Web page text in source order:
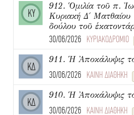
ΚΥ
912. Ὁμιλία τοῦ π.
Κυριακή Δ΄
δούλου τοῦ
30/06/2026 ΚΥΡΙΑΚΟΔΡΟΜΙΟ
ΚΔ
911. Ἡ Ἀποκάλυψις
30/06/2026 ΚΑΙΝΗ ΔΙΑΘΗΚΗ
ΚΔ
910. Ἡ Ἀποκάλυψις
30/06/2026 ΚΑΙΝΗ ΔΙΑΘΗΚΗ